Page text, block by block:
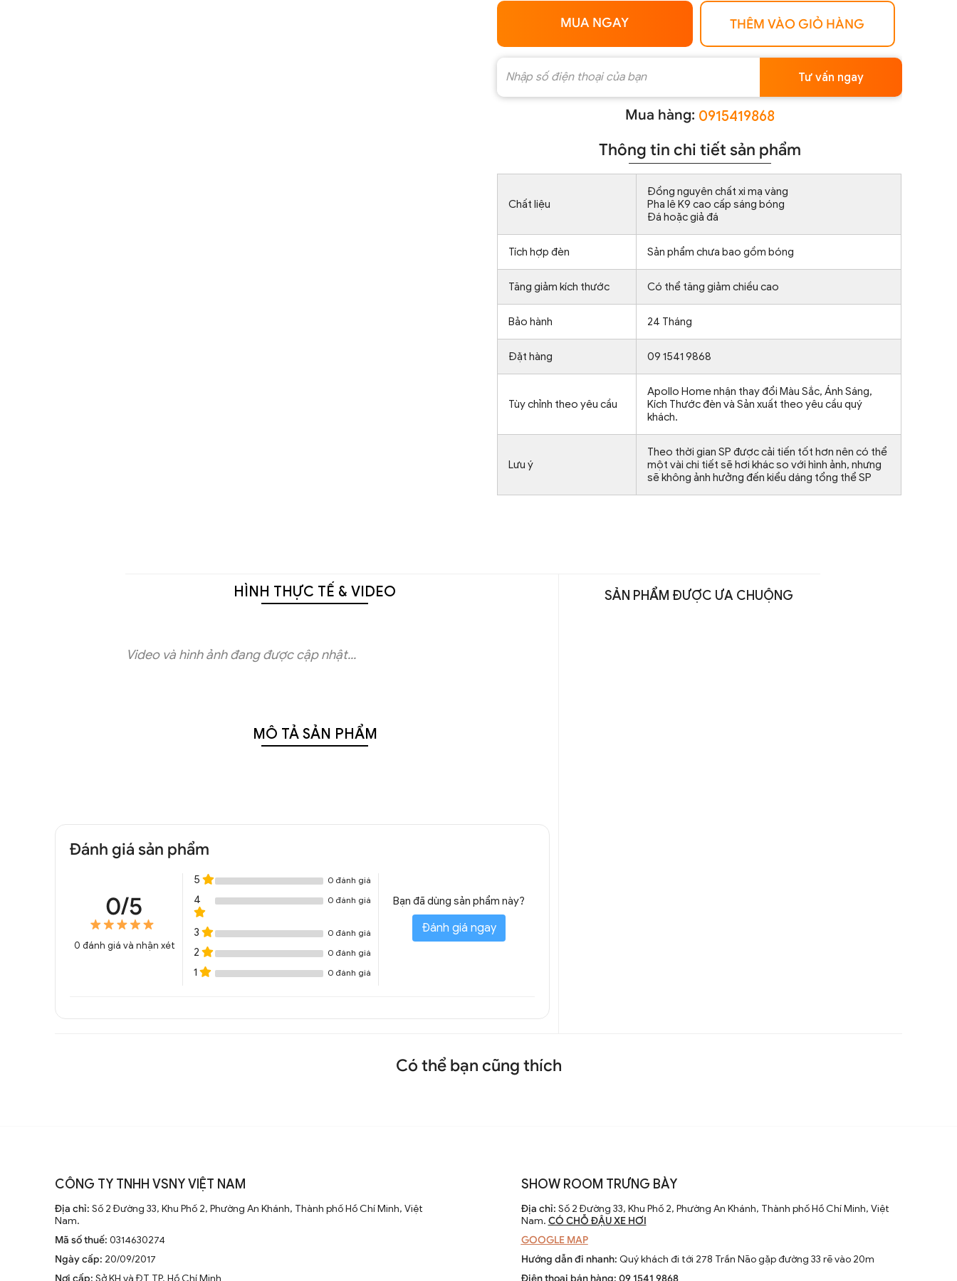
MUA NGAY THÊM VÀO GIỎ HÀNG
Tư vấn ngay
Mua hàng: 0915419868
Thông tin chi tiết sản phẩm
Chất liệu
Đồng nguyên chất xi mạ vàng
Pha lê K9 cao cấp sáng bóng
Đá hoặc giả đá
Tích hợp đèn Sản phẩm chưa bao gồm bóng
Tăng giảm kích thước Có thể tăng giảm chiều cao
Bảo hành 24 Tháng
Đặt hàng 09 1541 9868
Tùy chỉnh theo yêu cầu
Apollo Home nhận thay đổi Màu Sắc, Ánh Sáng,
Kích Thước đèn và Sản xuất theo yêu cầu quý
khách.
Lưu ý
Theo thời gian SP được cải tiến tốt hơn nên có thể
một vài chi tiết sẽ hơi khác so với hình ảnh, nhưng
sẽ không ảnh hưởng đến kiểu dáng tổng thể SP
HÌNH THỰC TẾ & VIDEO
Video và hình ảnh đang được cập nhật...
MÔ TẢ SẢN PHẨM
Đánh giá sản phẩm
0/5
0 đánh giá và nhận xét
5 0 đánh giá
4 0 đánh giá
3 0 đánh giá
2 0 đánh giá
1 0 đánh giá
Bạn đã dùng sản phẩm này?
Đánh giá ngay
SẢN PHẨM ĐƯỢC ƯA CHUỘNG
Có thể bạn cũng thích
CÔNG TY TNHH VSNY VIỆT NAM
Địa chỉ: Số 2 Đường 33, Khu Phố 2, Phường An Khánh, Thành phố Hồ Chí Minh, Việt
Nam.
Mã số thuế: 0314630274
Ngày cấp: 20/09/2017
SHOW ROOM TRƯNG BÀY
Địa chỉ: Số 2 Đường 33, Khu Phố 2, Phường An Khánh, Thành phố Hồ Chí Minh, Việt
Nam. CÓ CHỖ ĐẬU XE HƠI
GOOGLE MAP
Hướng dẫn đi nhanh: Quý khách đi tới 278 Trần Não gặp đường 33 rẽ vào 20m